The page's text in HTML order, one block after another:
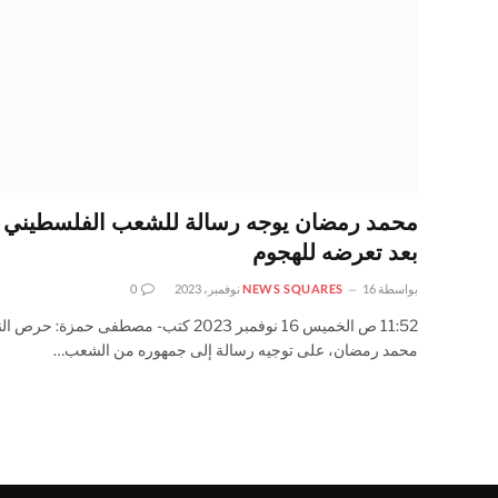
محمد رمضان يوجه رسالة للشعب الفلسطيني
بعد تعرضه للهجوم
بواسطة NEWS SQUARES 16 نوفمبر، 2023 0
11:52 ص الخميس 16 نوفمبر 2023 كتب- مصطفى حمزة: حرص
محمد رمضان، على توجيه رسالة إلى جمهوره من الشعب…